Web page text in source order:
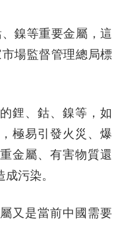
鎳等重要金屬，這
場監督管理總局標
、鈷、鎳等，如
極易引發火災、爆
金屬、有害物質還
污染。
是當前中國需要